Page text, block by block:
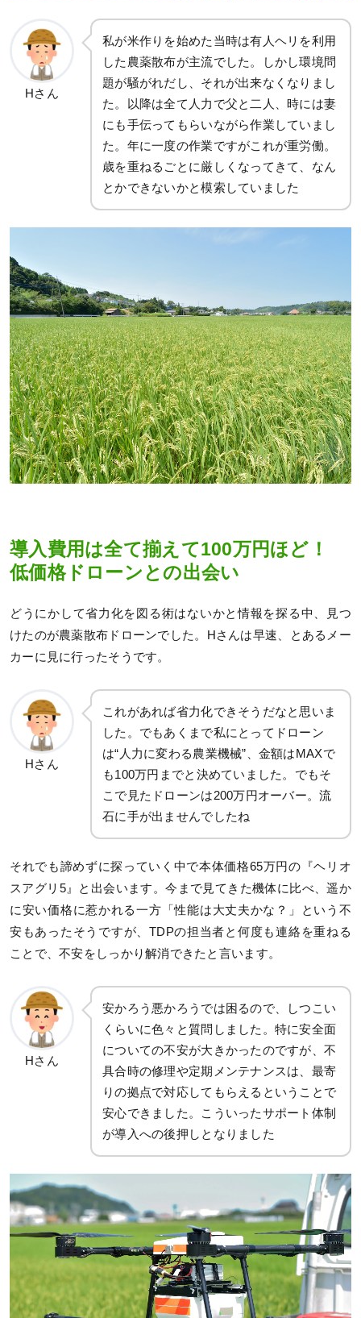
Hさん
私が米作りを始めた当時は有人ヘリを利用
した農薬散布が主流でした。しかし環境問
題が騒がれだし、それが出来なくなりまし
た。以降は全て人力で父と二人、時には妻
にも手伝ってもらいながら作業していまし
た。年に一度の作業ですがこれが重労働。
歳を重ねるごとに厳しくなってきて、なん
とかできないかと模索していました
導入費用は全て揃えて100万円ほど！
低価格ドローンとの出会い
どうにかして省力化を図る術はないかと情報を探る中、見つ
けたのが農薬散布ドローンでした。Hさんは早速、とあるメー
カーに見に行ったそうです。
Hさん
これがあれば省力化できそうだなと思いま
した。でもあくまで私にとってドローン
は“人力に変わる農業機械”、金額はMAXで
も100万円までと決めていました。でもそ
こで見たドローンは200万円オーバー。流
石に手が出ませんでしたね
それでも諦めずに探っていく中で本体価格65万円の『ヘリオ
スアグリ5』と出会います。今まで見てきた機体に比べ、遥か
に安い価格に惹かれる一方「性能は大丈夫かな？」という不
安もあったそうですが、TDPの担当者と何度も連絡を重ねる
ことで、不安をしっかり解消できたと言います。
Hさん
安かろう悪かろうでは困るので、しつこい
くらいに色々と質問しました。特に安全面
についての不安が大きかったのですが、不
具合時の修理や定期メンテナンスは、最寄
りの拠点で対応してもらえるということで
安心できました。こういったサポート体制
が導入への後押しとなりました